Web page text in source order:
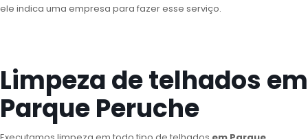
ele indica uma empresa para fazer esse serviço.
Limpeza de telhados em
Parque Peruche